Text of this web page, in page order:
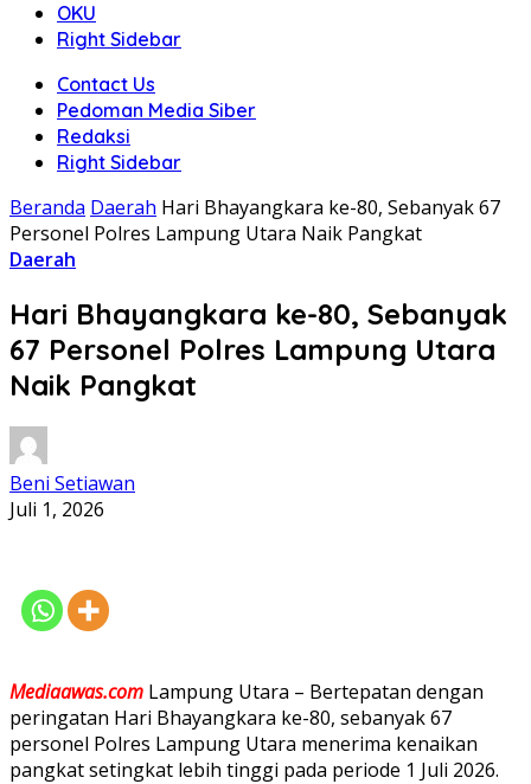
OKU
Right Sidebar
Contact Us
Pedoman Media Siber
Redaksi
Right Sidebar
Beranda Daerah Hari Bhayangkara ke-80, Sebanyak 67
Personel Polres Lampung Utara Naik Pangkat
Daerah
Hari Bhayangkara ke-80, Sebanyak
67 Personel Polres Lampung Utara
Naik Pangkat
Beni Setiawan
Juli 1, 2026
Mediaawas.com Lampung Utara – Bertepatan dengan
peringatan Hari Bhayangkara ke-80, sebanyak 67
personel Polres Lampung Utara menerima kenaikan
pangkat setingkat lebih tinggi pada periode 1 Juli 2026.